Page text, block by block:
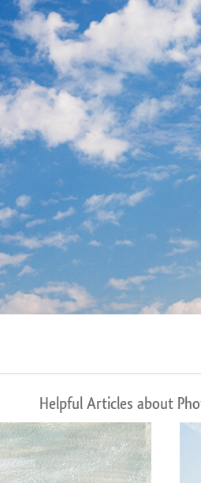
bewerken Sieraden
Helpful Articles about